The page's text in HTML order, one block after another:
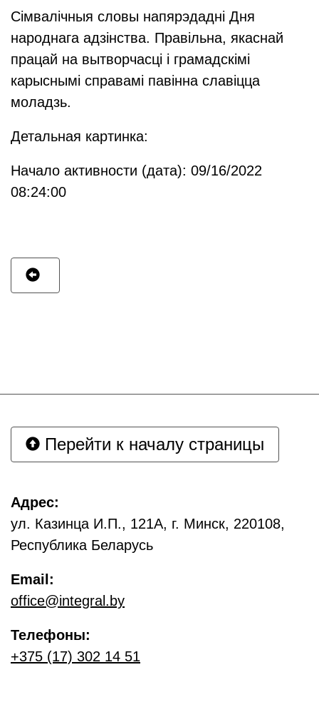
Сімвалічныя словы напярэдадні Дня
народнага адзінства. Правільна, якаснай
працай на вытворчасці і грамадскімі
карыснымі справамі павінна славіцца
моладзь.
Детальная картинка:
Начало активности (дата): 09/16/2022
08:24:00
Перейти к началу страницы
Адрес:
ул. Казинца И.П., 121А, г. Минск, 220108,
Республика Беларусь
Email:
office@integral.by
Телефоны:
+375 (17) 302 14 51